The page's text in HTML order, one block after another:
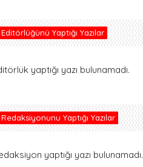
Editörlüğünü Yaptığı Yazılar
yaptığı yazı bulunamadı.
Redaksiyonunu Yaptığı Yazılar
yaptığı yazı bulunamadı.